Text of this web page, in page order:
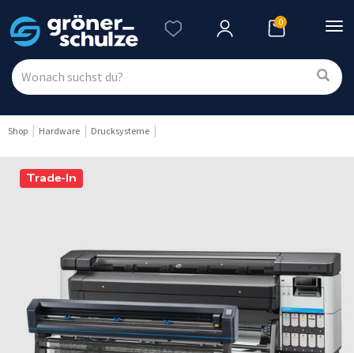
0
Shop Hardware Drucksysteme
Trade-In